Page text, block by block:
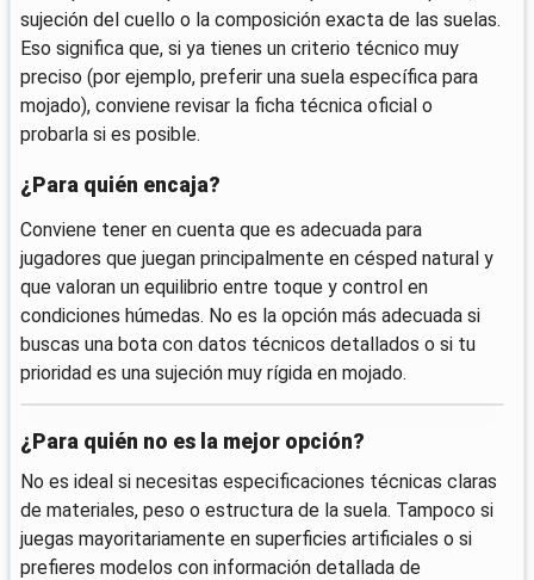
sujeción del cuello o la composición exacta de las suelas.
Eso significa que, si ya tienes un criterio técnico muy
preciso (por ejemplo, preferir una suela específica para
mojado), conviene revisar la ficha técnica oficial o
probarla si es posible.
¿Para quién encaja?
Conviene tener en cuenta que es adecuada para
jugadores que juegan principalmente en césped natural y
que valoran un equilibrio entre toque y control en
condiciones húmedas. No es la opción más adecuada si
buscas una bota con datos técnicos detallados o si tu
prioridad es una sujeción muy rígida en mojado.
¿Para quién no es la mejor opción?
No es ideal si necesitas especificaciones técnicas claras
de materiales, peso o estructura de la suela. Tampoco si
juegas mayoritariamente en superficies artificiales o si
prefieres modelos con información detallada de